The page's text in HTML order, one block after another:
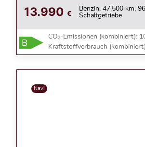
13.990 €
Benzin, 47.500 km,
Schaltgetriebe
B
CO₂-Emissionen (kombiniert):
Kraftstoffverbrauch
Navi